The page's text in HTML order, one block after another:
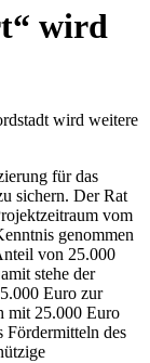
wird
wird weitere
für das
sichern. Der Rat
vom
genommen
von 25.000
stehe der
Euro zur
mit 25.000 Euro
Fördermitteln des